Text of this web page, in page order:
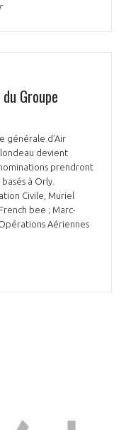
Groupe
générale d’Air
devient
prendront
à Orly.
Civile, Muriel
bee ; Marc-
Aériennes